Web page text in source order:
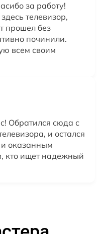
за работу!
телевизор,
прошел без
починили.
всем своим
Обратился сюда с
и остался
и оказанным
кто ищет надежный